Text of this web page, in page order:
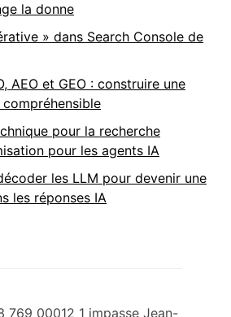
la donne
» dans Search Console de
AEO et GEO : construire une
pour la recherche
pour les agents IA
les LLM pour devenir une
les réponses IA
769 00012 1 impasse Jean-